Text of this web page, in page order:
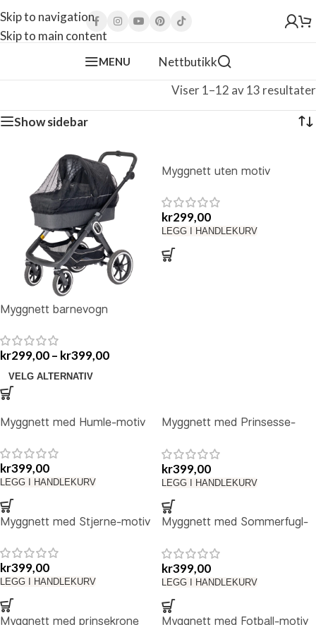
Skip to navigation
Skip to main content
MENU
Nettbutikk
Viser 1–12 av 13 resultater
Show sidebar
Myggnett barnevogn
kr299,00– kr399,00
VELG ALTERNATIV
Myggnett uten motiv
kr299,00
LEGG I HANDLEKURV
Myggnett med Humle-motiv
kr399,00
LEGG I HANDLEKURV
Myggnett med Prinsesse-
kr399,00
LEGG I HANDLEKURV
Myggnett med Stjerne-motiv
kr399,00
LEGG I HANDLEKURV
Myggnett med Sommerfugl-
kr399,00
LEGG I HANDLEKURV
Myggnett med prinsekrone Myggnett med Fotball-motiv